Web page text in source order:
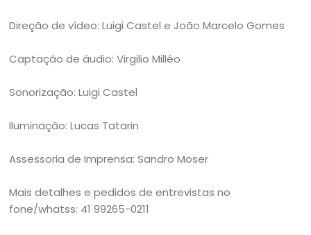
Direção de vídeo: Luigi Castel e João Marcelo Gomes
Captação de áudio: Virgilio Milléo
Sonorização: Luigi Castel
Iluminação: Lucas Tatarin
Assessoria de Imprensa: Sandro Moser
Mais detalhes e pedidos de entrevistas no
fone/whatss: 41 99265-0211